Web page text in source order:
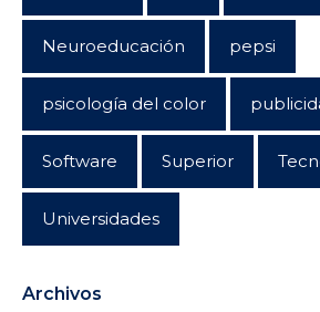
Neuroeducación pepsi
psicología del color
Software Superior
Universidades
Archivos